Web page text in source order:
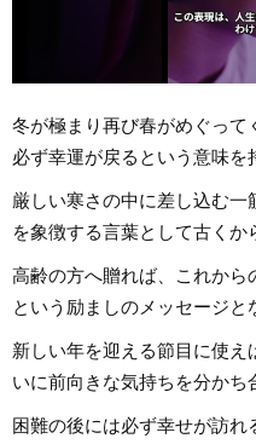
冬が極まり再び春がめぐっ
必ず幸運が戻るという意味を
厳しい寒さの中に差し込む
を象徴する言葉として古くか
高齢の方へ贈れば、これから
という励ましのメッセージと
新しい年を迎える節目に使
いに前向きな気持ちを分かち
困難の後には必ず幸せが訪